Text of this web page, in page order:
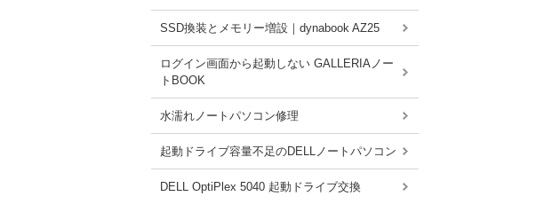
SSD換装とメモリー増設｜dynabook AZ25
ログイン画面から起動しない GALLERIAノー
トBOOK
水濡れノートパソコン修理
起動ドライブ容量不足のDELLノートパソコン
DELL OptiPlex 5040 起動ドライブ交換